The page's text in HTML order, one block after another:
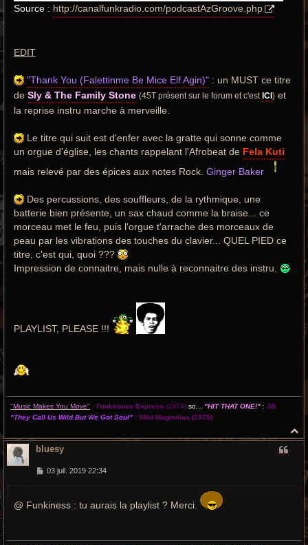
Source : http://canalfunkradio.com/podcastAzGroove.php
EDIT
"Thank You (Falettinme Be Mice Elf Agin)" : un MUST ce titre
de Sly & The Family Stone (45T présent sur le forum et c'estICI) et
la reprise instru marche à merveille.
Le titre qui suit est d'enfer avec la gratte qui sonne comme
un orgue d'église, les chants rappelant l'Afrobeat de Fela Kuti
mais relevé par des épices aux notes Rock. Ginger Baker
Des percussions, des souffleurs, de la rythmique, une
batterie bien présente, un sax chaud comme la braise... ce
morceau met le feu, puis l'orgue t'arrache des morceaux de
peau par les vibrations des touches du clavier... QUEL PIED ce
titre, c'est qui, quoi ???
Impression de connaitre, mais nulle à reconnaitre des instru.
PLAYLIST, PLEASE !!!
"Music Makes You Move" : Funkhouse Express (1974) so... "HIT THAT ONE!" : JB
"They Call Us Wild But We Got Soul" : Wild Magnolias (1975)
a
bluesy
M
a
03 juil. 2019 22:34
@ Funkiness : tu aurais la playlist ? Merci.